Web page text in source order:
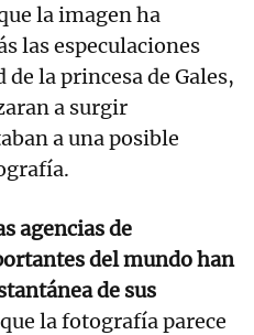
la imagen ha
las especulaciones
de la princesa de Gales,
a surgir
a una posible
agencias de
del mundo han
de sus
la fotografía parece